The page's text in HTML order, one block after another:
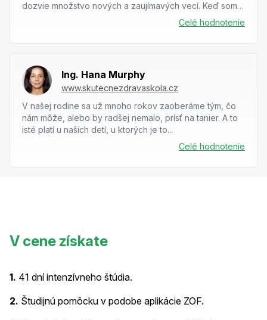
dozvie množstvo nových a zaujímavých vecí. Keď som
Celé hodnotenie
Ing. Hana Murphy
www.skutecnezdravaskola.cz
V našej rodine sa už mnoho rokov zaoberáme tým, čo
nám môže, alebo by radšej nemalo, prísť na tanier. A to
isté platí u našich detí, u ktorých je to...
Celé hodnotenie
V cene získate
1. 41 dní intenzívneho štúdia.
2. Študijnú pomôcku v podobe aplikácie ZOF.